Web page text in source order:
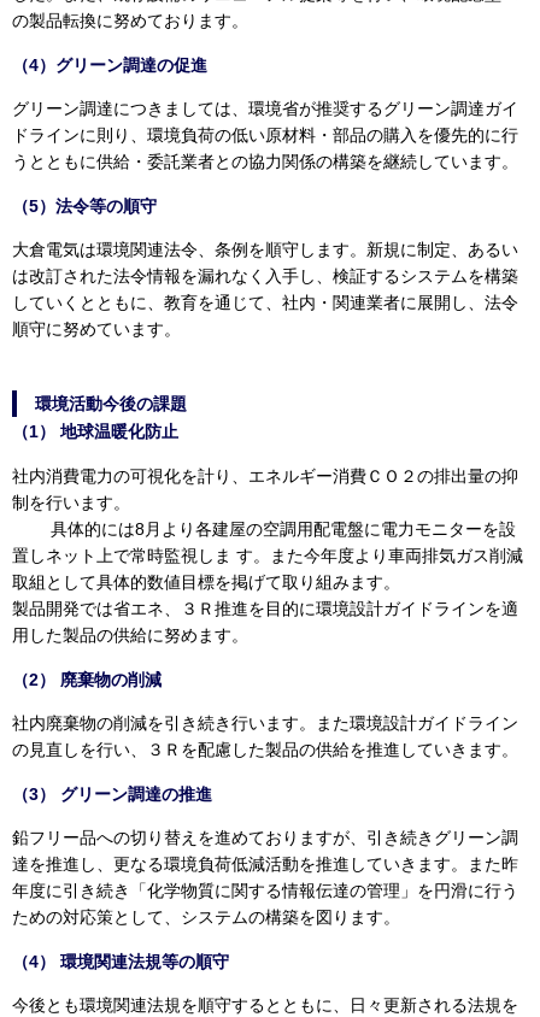
の製品転換に努めております。
（4）グリーン調達の促進
グリーン調達につきましては、環境省が推奨するグリーン調達ガイ
ドラインに則り、環境負荷の低い原材料・部品の購入を優先的に行
うとともに供給・委託業者との協力関係の構築を継続しています。
（5）法令等の順守
大倉電気は環境関連法令、条例を順守します。新規に制定、あるい
は改訂された法令情報を漏れなく入手し、検証するシステムを構築
していくとともに、教育を通じて、社内・関連業者に展開し、法令
順守に努めています。
環境活動今後の課題
（1） 地球温暖化防止
社内消費電力の可視化を計り、エネルギー消費ＣＯ２の排出量の抑
制を行います。
具体的には8月より各建屋の空調用配電盤に電力モニターを設
置しネット上で常時監視しま す。また今年度より車両排気ガス削減
取組として具体的数値目標を掲げて取り組みます。
製品開発では省エネ、３Ｒ推進を目的に環境設計ガイドラインを適
用した製品の供給に努めます。
（2） 廃棄物の削減
社内廃棄物の削減を引き続き行います。また環境設計ガイドライン
の見直しを行い、３Ｒを配慮した製品の供給を推進していきます。
（3） グリーン調達の推進
鉛フリー品への切り替えを進めておりますが、引き続きグリーン調
達を推進し、更なる環境負荷低減活動を推進していきます。また昨
年度に引き続き「化学物質に関する情報伝達の管理」を円滑に行う
ための対応策として、システムの構築を図ります。
（4） 環境関連法規等の順守
今後とも環境関連法規を順守するとともに、日々更新される法規を